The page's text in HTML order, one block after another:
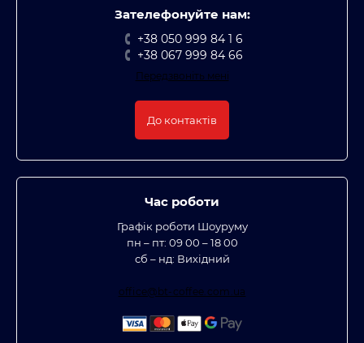
Зателефонуйте нам:
+38 050 999 84 1 6
+38 067 999 84 66
Передзвоніть мені
До контактів
Час роботи
Графік роботи Шоуруму
пн – пт: 09 00 – 18 00
сб – нд: Вихідний
office@bt-coffee.com.ua